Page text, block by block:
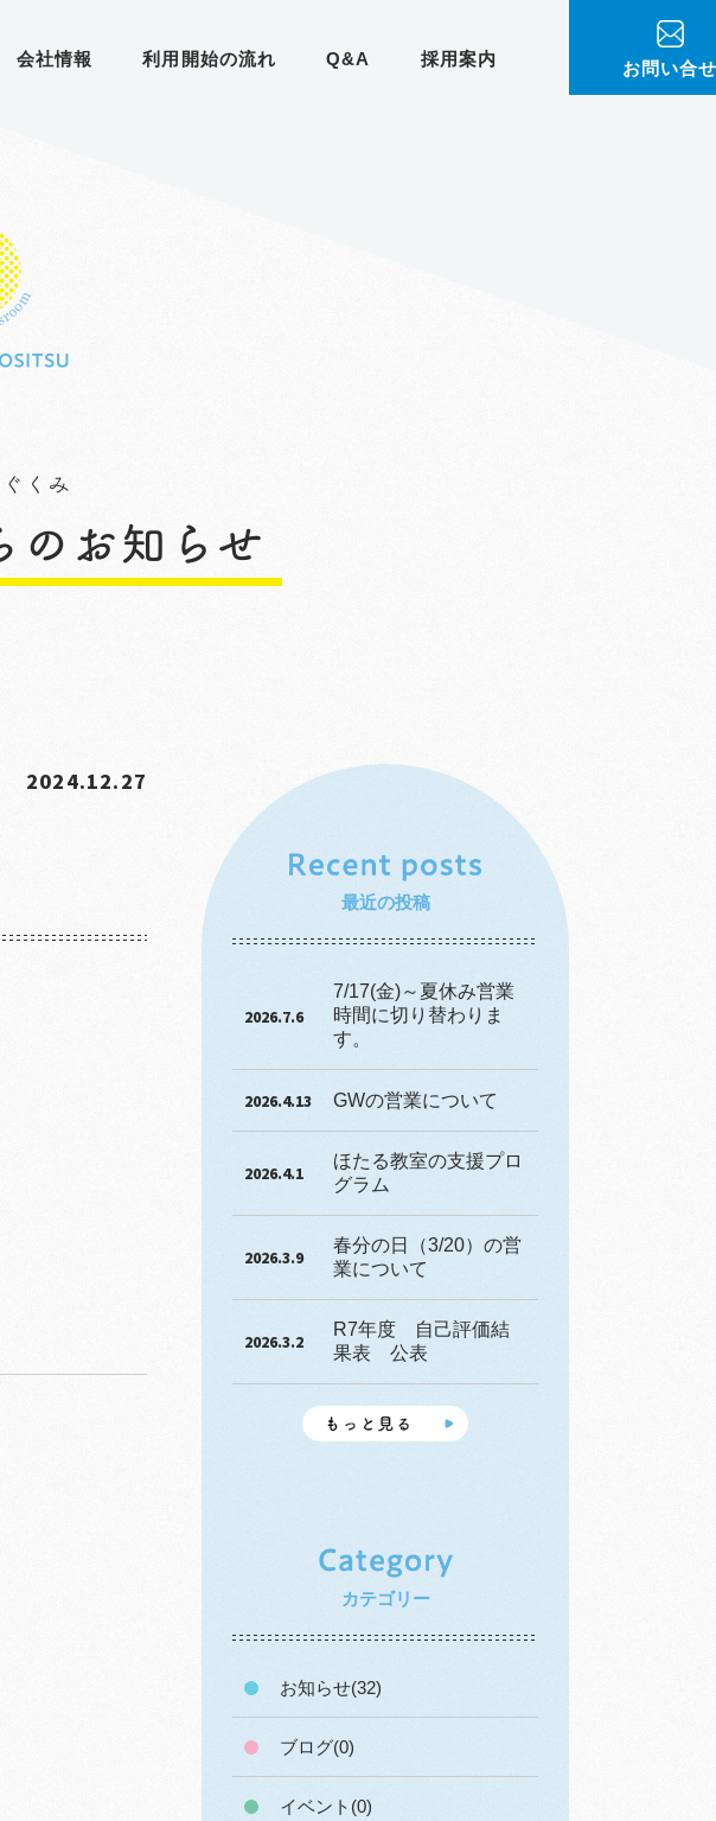
会社情報 利用開始の流れ Q&A 採用案内 お問い合
2024.12.27
最近の投稿
2026.7.6
7/17(金)～夏休み営業
時間に切り替わりま
す。
2026.4.13 GWの営業について
2026.4.1
ほたる教室の支援プロ
グラム
2026.3.9
春分の日（3/20）の営
業について
2026.3.2
R7年度 自己評価結
果表 公表
カテゴリー
お知らせ(32)
ブログ(0)
イベント(0)